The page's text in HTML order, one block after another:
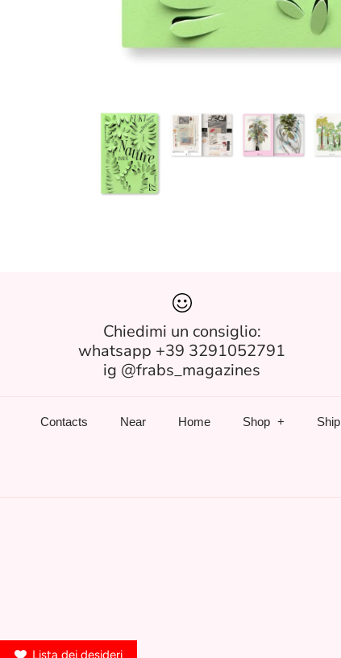
Chiedimi un consiglio:
whatsapp +39 3291052791
ig @frabs_magazines
Contacts Near Home Shop
Lista dei desideri